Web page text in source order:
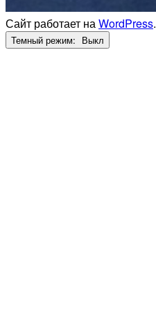
Сайт работает наWordPress.
Темный режим: